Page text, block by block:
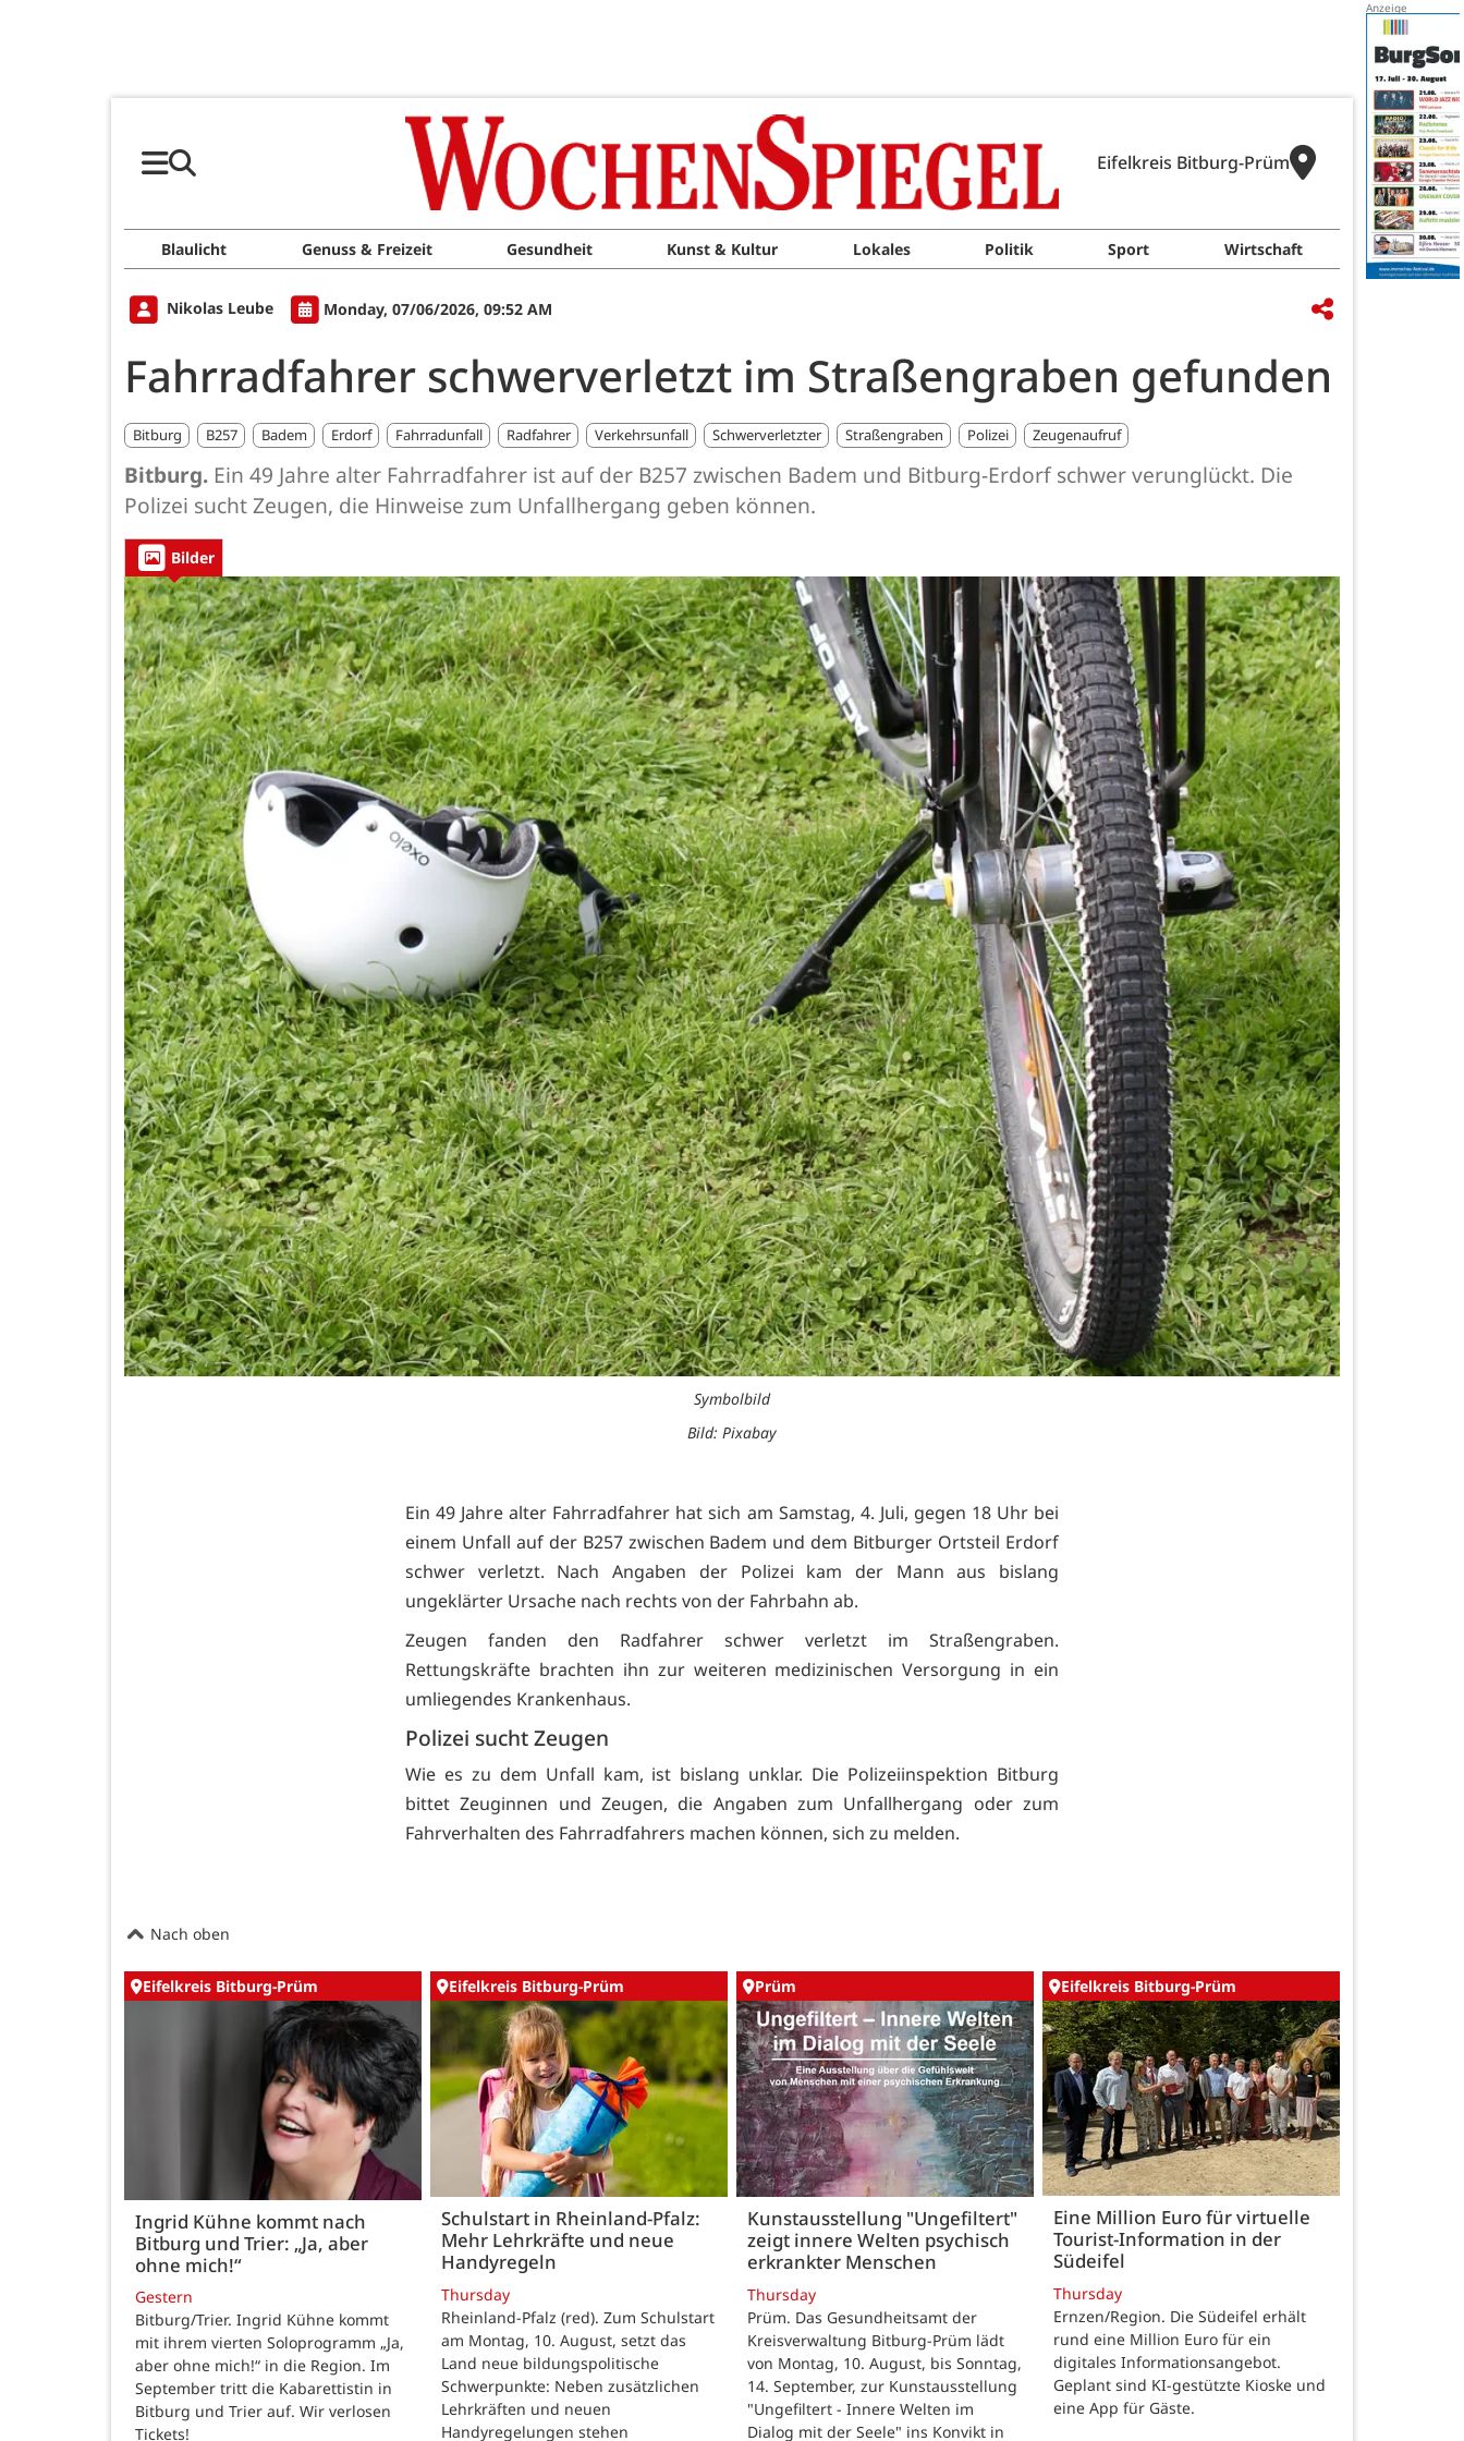
Eifelkreis Bitburg-Prüm
Blaulicht Genuss & Freizeit Gesundheit Kunst & Kultur Lokales Politik Sport Wirtschaft
Nikolas Leube Monday, 07/06/2026, 09:52 AM
Fahrradfahrer schwerverletzt im Straßengraben gefunden
Bitburg B257 Badem Erdorf Fahrradunfall Radfahrer Verkehrsunfall Schwerverletzter Straßengraben Polizei Zeugenaufruf
Bitburg. Ein 49 Jahre alter Fahrradfahrer ist auf der B257 zwischen Badem und Bitburg-Erdorf schwer verunglückt. Die
Polizei sucht Zeugen, die Hinweise zum Unfallhergang geben können.
Bilder
Symbolbild
Bild: Pixabay
Ein 49 Jahre alter Fahrradfahrer hat sich am Samstag, 4. Juli, gegen 18 Uhr bei
einem Unfall auf der B257 zwischen Badem und dem Bitburger Ortsteil Erdorf
schwer verletzt. Nach Angaben der Polizei kam der Mann aus bislang
ungeklärter Ursache nach rechts von der Fahrbahn ab.
Zeugen fanden den Radfahrer schwer verletzt im Straßengraben.
Rettungskräfte brachten ihn zur weiteren medizinischen Versorgung in ein
umliegendes Krankenhaus.
Polizei sucht Zeugen
Wie es zu dem Unfall kam, ist bislang unklar. Die Polizeiinspektion Bitburg
bittet Zeuginnen und Zeugen, die Angaben zum Unfallhergang oder zum
Fahrverhalten des Fahrradfahrers machen können, sich zu melden.
Nach oben
Eifelkreis Bitburg-Prüm
Ingrid Kühne kommt nach
Bitburg und Trier: „Ja, aber
ohne mich!“
Gestern
Bitburg/Trier. Ingrid Kühne kommt
mit ihrem vierten Soloprogramm „Ja,
aber ohne mich!“ in die Region. Im
September tritt die Kabarettistin in
Bitburg und Trier auf. Wir verlosen
Tickets!
Eifelkreis Bitburg-Prüm
Schulstart in Rheinland-Pfalz:
Mehr Lehrkräfte und neue
Handyregeln
Thursday
Rheinland-Pfalz (red). Zum Schulstart
am Montag, 10. August, setzt das
Land neue bildungspolitische
Schwerpunkte: Neben zusätzlichen
Lehrkräften und neuen
Handyregelungen stehen
Prüm
Kunstausstellung "Ungefiltert"
zeigt innere Welten psychisch
erkrankter Menschen
Thursday
Prüm. Das Gesundheitsamt der
Kreisverwaltung Bitburg-Prüm lädt
von Montag, 10. August, bis Sonntag,
14. September, zur Kunstausstellung
"Ungefiltert - Innere Welten im
Dialog mit der Seele" ins Konvikt in
Eifelkreis Bitburg-Prüm
Eine Million Euro für virtuelle
Tourist-Information in der
Südeifel
Thursday
Ernzen/Region. Die Südeifel erhält
rund eine Million Euro für ein
digitales Informationsangebot.
Geplant sind KI-gestützte Kioske und
eine App für Gäste.